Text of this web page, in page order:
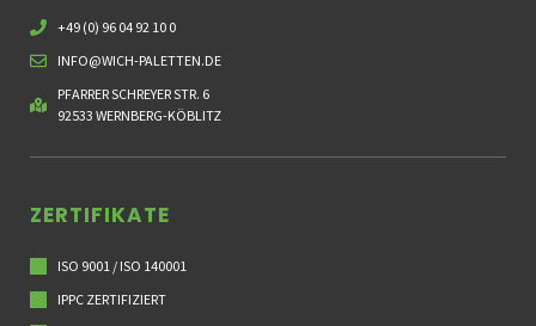
+49 (0) 96 04 92 10 0
INFO@WICH-PALETTEN.DE
PFARRER SCHREYER STR. 6
92533 WERNBERG-KÖBLITZ
ZERTIFIKATE
ISO 9001 / ISO 140001
IPPC ZERTIFIZIERT